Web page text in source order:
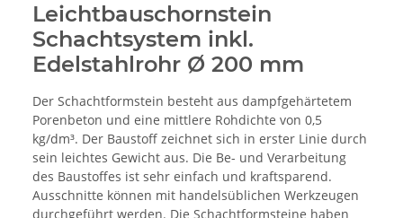
Leichtbauschornstein
Schachtsystem inkl.
Edelstahlrohr Ø 200 mm
Der Schachtformstein besteht aus dampfgehärtetem
Porenbeton und eine mittlere Rohdichte von 0,5
kg/dm³. Der Baustoff zeichnet sich in erster Linie durch
sein leichtes Gewicht aus. Die Be- und Verarbeitung
des Baustoffes ist sehr einfach und kraftsparend.
Ausschnitte können mit handelsüblichen Werkzeugen
durchgeführt werden. Die Schachtformsteine haben